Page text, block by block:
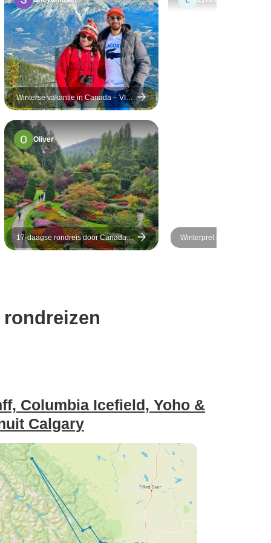
autorit. Ik
de hele
echt de
Ik voelde
met de
de hele
de sterren
de
Winterse vakantie in Canada – VIA
– van Vancouver naar Jasper –
eindigt in Calgary
Oliver
17-daagse rondreis door Canada –
Hoogtepunten in het oosten en
Winterpret in de Rockies –
rondreizen
Columbia Icefield, Yoho &
Calgary